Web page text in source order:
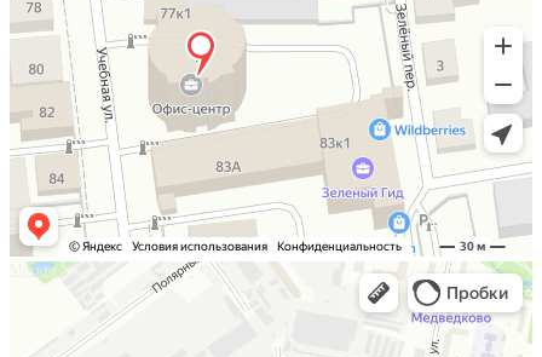
Москва